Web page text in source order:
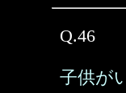
Q.46
子供が